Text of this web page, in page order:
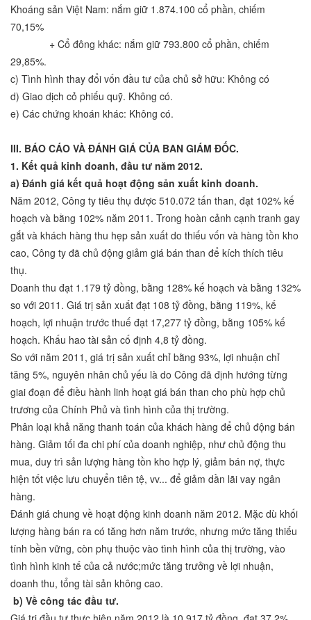
Khoáng sản Việt Nam: nắm giữ 1.874.100 cổ phần, chiếm
70,15%
+ Cổ đông khác: nắm giữ 793.800 cổ phần, chiếm
29,85%.
c) Tình hình thay đổi vốn đầu tư của chủ sở hữu: Không có
d) Giao dịch cỏ phiếu quỹ. Không có.
e) Các chứng khoán khác: Không có.
III. BÁO CÁO VÀ ĐÁNH GIÁ CỦA BAN GIÁM ĐỐC.
1. Kết quả kinh doanh, đầu tư năm 2012.
a) Đánh giá kết quả hoạt động sản xuất kinh doanh.
Năm 2012, Công ty tiêu thụ được 510.072 tấn than, đạt 102% kế
hoạch và bằng 102% năm 2011. Trong hoàn cảnh cạnh tranh gay
gắt và khách hàng thu hẹp sản xuất do thiếu vốn và hàng tồn kho
cao, Công ty đã chủ động giảm giá bán than để kích thích tiêu
thụ.
Doanh thu đạt 1.179 tỷ đồng, bằng 128% kế hoạch và bằng 132%
so với 2011. Giá trị sản xuất đạt 108 tỷ đồng, bằng 119%, kế
hoạch, lợi nhuận trước thuế đạt 17,277 tỷ đồng, bằng 105% kế
hoạch. Khấu hao tài sản cố định 4,8 tỷ đồng.
So với năm 2011, giá trị sản xuất chỉ bằng 93%, lợi nhuận chỉ
tăng 5%, nguyên nhân chủ yếu là do Công đã định hướng từng
giai đoạn để điều hành linh hoạt giá bán than cho phù hợp chủ
trương của Chính Phủ và tình hình của thị trường.
Phân loại khả năng thanh toán của khách hàng để chủ động bán
hàng. Giảm tối đa chi phí của doanh nghiệp, như chủ động thu
mua, duy trì sản lượng hàng tồn kho hợp lý, giảm bán nợ, thực
hiện tốt việc lưu chuyển tiên tệ, vv... để giảm dần lãi vay ngân
hàng.
Đánh giá chung về hoạt động kinh doanh năm 2012. Mặc dù khối
lượng hàng bán ra có tăng hơn năm trước, nhưng mức tăng thiếu
tính bền vững, còn phụ thuộc vào tình hình của thị trường, vào
tình hình kinh tế của cả nước;mức tăng trưởng về lợi nhuận,
doanh thu, tổng tài sản không cao.
b) Về công tác đầu tư.